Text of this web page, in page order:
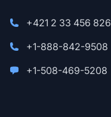
+421 2 33 456 826
+1-888-842-9508
+1-508-469-5208